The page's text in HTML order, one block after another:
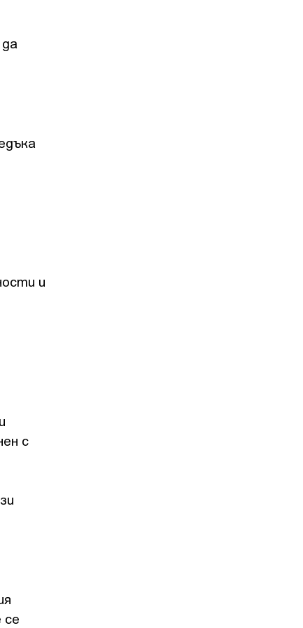
и
с
се